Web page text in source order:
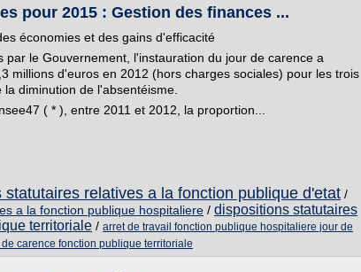
pour 2015 : Gestion des finances ...
économies et des gains d'efficacité
par le Gouvernement, l'instauration du jour de carence a
millions d'euros en 2012 (hors charges sociales) pour les trois
diminution de l'absentéisme.
( * ), entre 2011 et 2012, la proportion...
statutaires relatives a la fonction publique d'etat /
a la fonction publique hospitaliere / dispositions statutaires
territoriale / arret de travail fonction publique hospitaliere jour de
carence fonction publique territoriale